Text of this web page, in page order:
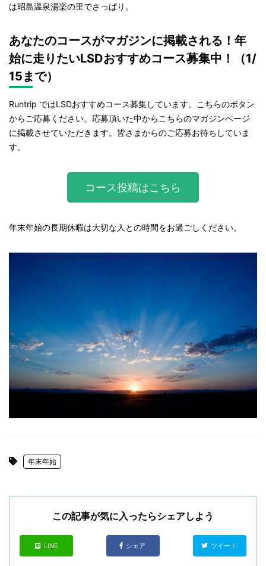
は昭島温泉湯楽の里でさっぱり。
あなたのコースがマガジンに掲載される！年
始に走りたいLSDおすすめコース募集中！（1/
15まで）
Runtrip ではLSDおすすめコース募集しています。こちらのボタン
からご応募ください。応募頂いた中からこちらのマガジンページ
に掲載させていただきます。皆さまからのご応募お待ちしていま
す。
コース投稿はこちら
年末年始の長期休暇は大切な人との時間をお過ごしください。
年末年始
この記事が気に入ったらシェアしよう
LINE シェア ツイート